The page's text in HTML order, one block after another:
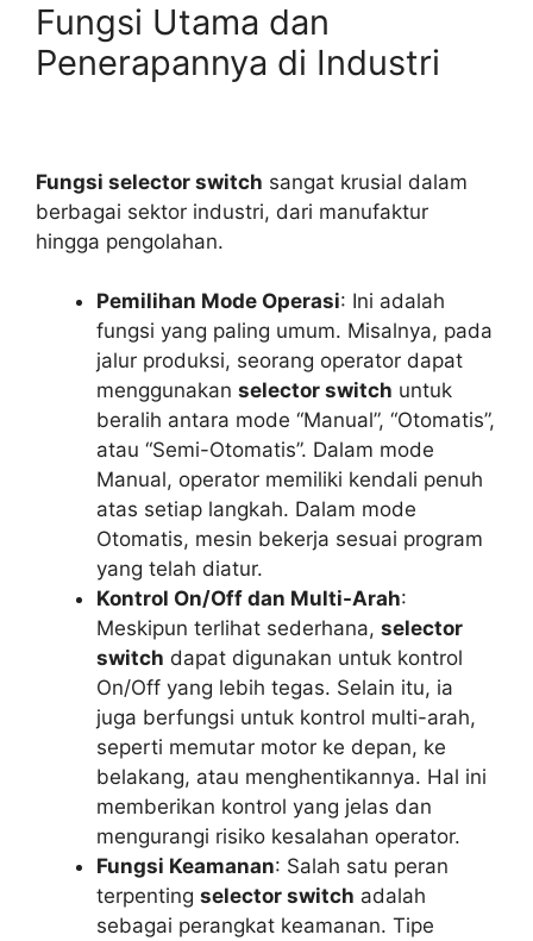
Fungsi Utama dan
Penerapannya di Industri
Fungsi selector switch sangat krusial dalam
berbagai sektor industri, dari manufaktur
hingga pengolahan.
Pemilihan Mode Operasi: Ini adalah
fungsi yang paling umum. Misalnya, pada
jalur produksi, seorang operator dapat
menggunakan selector switch untuk
beralih antara mode “Manual”, “Otomatis”,
atau “Semi-Otomatis”. Dalam mode
Manual, operator memiliki kendali penuh
atas setiap langkah. Dalam mode
Otomatis, mesin bekerja sesuai program
yang telah diatur.
Kontrol On/Off dan Multi-Arah:
Meskipun terlihat sederhana, selector
switch dapat digunakan untuk kontrol
On/Off yang lebih tegas. Selain itu, ia
juga berfungsi untuk kontrol multi-arah,
seperti memutar motor ke depan, ke
belakang, atau menghentikannya. Hal ini
memberikan kontrol yang jelas dan
mengurangi risiko kesalahan operator.
Fungsi Keamanan: Salah satu peran
terpenting selector switch adalah
sebagai perangkat keamanan. Tipe